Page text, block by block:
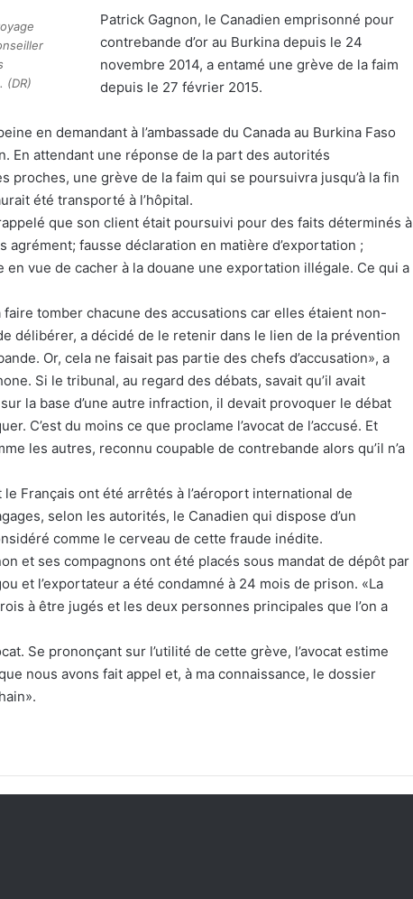
(DR)
Patrick Gagnon, le Canadien emprisonné pour
contrebande d’or au Burkina depuis le 24
novembre 2014, a entamé une grève de la faim
depuis le 27 février 2015.
en demandant à l’ambassade du Canada au Burkina Faso
En attendant une réponse de la part des autorités
proches, une grève de la faim qui se poursuivra jusqu’à la fin
été transporté à l’hôpital.
que son client était poursuivi pour des faits déterminés à
agrément; fausse déclaration en matière d’exportation ;
vue de cacher à la douane une exportation illégale. Ce qui a
tomber chacune des accusations car elles étaient non-
délibérer, a décidé de le retenir dans le lien de la prévention
Or, cela ne faisait pas partie des chefs d’accusation», a
Si le tribunal, au regard des débats, savait qu’il avait
la base d’une autre infraction, il devait provoquer le débat
C’est du moins ce que proclame l’avocat de l’accusé. Et
les autres, reconnu coupable de contrebande alors qu’il n’a
Français ont été arrêtés à l’aéroport international de
selon les autorités, le Canadien qui dispose d’un
comme le cerveau de cette fraude inédite.
et ses compagnons ont été placés sous mandat de dépôt par
et l’exportateur a été condamné à 24 mois de prison. «La
à être jugés et les deux personnes principales que l’on a
Se prononçant sur l’utilité de cette grève, l’avocat estime
nous avons fait appel et, à ma connaissance, le dossier